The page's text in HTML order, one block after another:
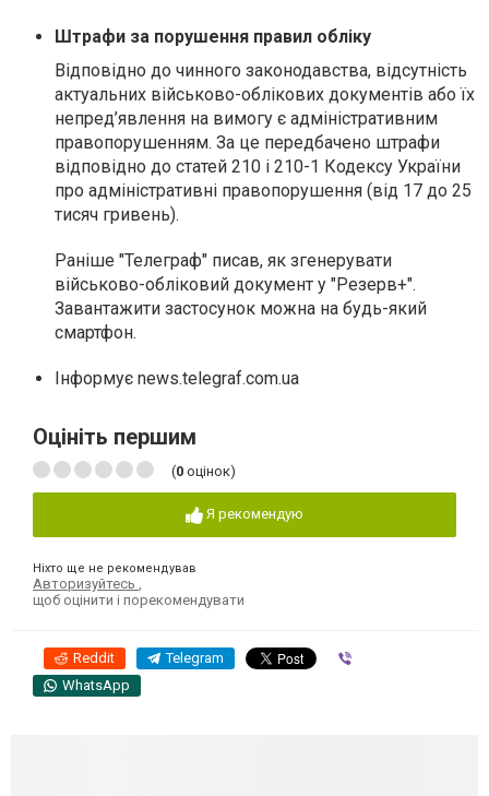
Штрафи за порушення правил обліку
Відповідно до чинного законодавства, відсутність
актуальних військово-облікових документів або їх
непред’явлення на вимогу є адміністративним
правопорушенням. За це передбачено штрафи
відповідно до статей 210 і 210-1 Кодексу України
про адміністративні правопорушення (від 17 до 25
тисяч гривень).
Раніше "Телеграф" писав, як згенерувати
військово-обліковий документ у "Резерв+".
Завантажити застосунок можна на будь-який
смартфон.
Інформує news.telegraf.com.ua
Оцініть першим
(0 оцінок)
Я рекомендую
Ніхто ще не рекомендував
Авторизуйтесь ,
щоб оцінити і порекомендувати
Reddit Telegram
WhatsApp